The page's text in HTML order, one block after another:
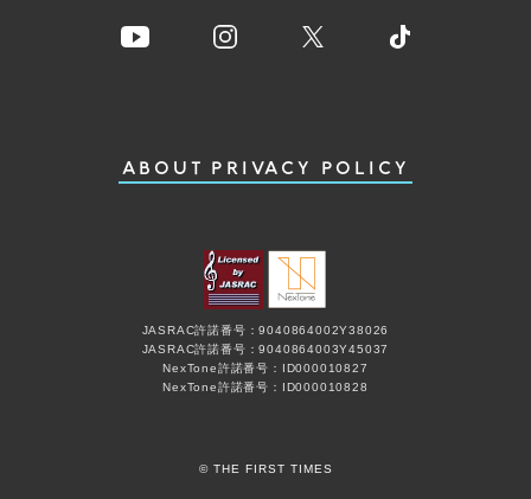
ABOUT PRIVACY POLICY
JASRAC許諾番号：9040864002Y38026
JASRAC許諾番号：9040864003Y45037
NexTone許諾番号：ID000010827
NexTone許諾番号：ID000010828
© THE FIRST TIMES